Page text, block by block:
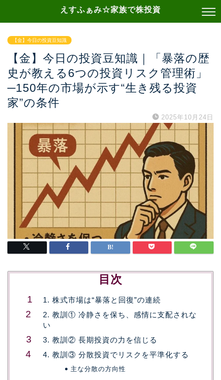
えすふぁみ☆家族で株投資
【金】今日の投資豆知識
【金】今日の投資豆知識｜「暴落の歴
史が教える6つの投資リスク管理術」
─150年の市場が示す“生き残る投資
家”の条件
2025年10月24日
目次
1. 株式市場は“暴落と回復”の連続
2. 教訓① 冷静さを保ち、感情に支配されな
い
3. 教訓② 長期投資の力を信じる
4. 教訓③ 分散投資でリスクを平準化する
主な分散の方向性